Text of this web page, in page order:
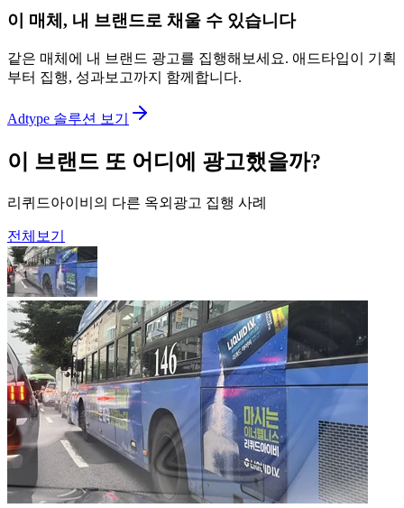
이 매체, 내 브랜드로 채울 수 있습니다
같은 매체에 내 브랜드 광고를 집행해보세요. 애드타입이 기획
부터 집행, 성과보고까지 함께합니다.
Adtype 솔루션 보기
이 브랜드 또 어디에 광고했을까?
리퀴드아이비의 다른 옥외광고 집행 사례
전체보기